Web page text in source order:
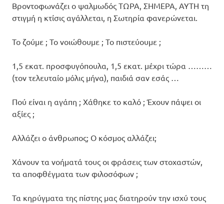
Βροντοφωνάζει ο ψαλμωδός ΤΩΡΑ, ΣΗΜΕΡΑ, ΑΥΤΗ τη
στιγμή η κτίσις αγάλλεται, η Σωτηρία φανερώνεται.
Το ζούμε ; Το νοιώθουμε ; Το πιστεύουμε ;
1,5 εκατ. προσφυγόπουλα, 1,5 εκατ. μέχρι τώρα ………
(τον τελευταίο μόλις μήνα), παιδιά σαν εσάς …
Πού είναι η αγάπη ; Χάθηκε το καλό ; Έχουν πάψει οι
αξίες ;
Αλλάζει ο άνθρωπος; Ο κόσμος αλλάζει;
Χάνουν τα νοήματά τους οι φράσεις των στοχαστών,
τα αποφθέγματα των φιλοσόφων ;
Τα κηρύγματα της πίστης μας διατηρούν την ισχύ τους